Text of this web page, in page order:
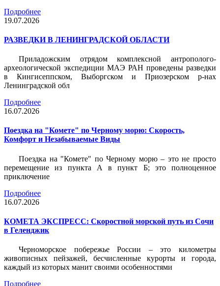
Подробнее
19.07.2026
РАЗВЕДКИ В ЛЕНИНГРАДСКОЙ ОБЛАСТИ
Приладожским отрядом комплексной антрополого-
археологической экспедиции МАЭ РАН проведены разведки
в Кингисеппском, Выборгском и Приозерском р-нах
Ленинградской обл
Подробнее
16.07.2026
Поездка на "Комете" по Черному морю: Скорость,
Комфорт и Незабываемые Виды
Поездка на "Комете" по Черному морю – это не просто
перемещение из пункта А в пункт Б; это полноценное
приключение
Подробнее
16.07.2026
КОМЕТА ЭКСПРЕСС: Скоростной морской путь из Сочи
в Геленджик
Черноморское побережье России – это километры
живописных пейзажей, бесчисленные курорты и города,
каждый из которых манит своими особенностями
Подробнее